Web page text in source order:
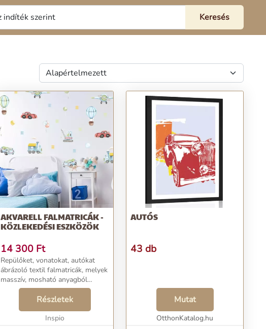
AKVARELL FALMATRICÁK -
KÖZLEKEDÉSI ESZKÖZÖK
14 300 Ft
Repülőket, vonatokat, autókat
ábrázoló textil falmatricák, melyek
masszív, mosható anyagból
készülnek, a falra helyezve pedig
egy igazi festmény hatását keltik....
Részletek
Inspio
AUTÓS
43 db
Mutat
OtthonKatalog.hu